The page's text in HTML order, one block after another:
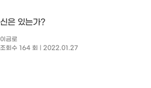
신은 있는가?
이금로
조회수 164 회
| 2022.01.27